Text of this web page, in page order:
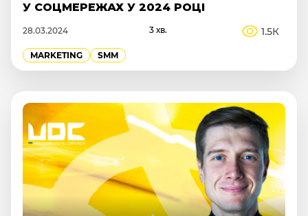
У СОЦМЕРЕЖАХ У 2024 РОЦІ
28.03.2024 3 хв. 1.5К
MARKETING SMM